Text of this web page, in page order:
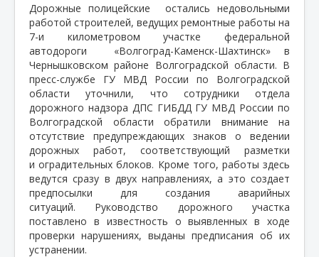
Дорожные полицейские
остались недовольными
работой строителей, ведущих ремонтные работы на
7-и километровом участке федеральной
автодороги
«Волгоград-Каменск-Шахтинск» в
Чернышковском районе Волгоградской области. В
пресс-службе ГУ МВД России по Волгоградской
области уточнили, что сотрудники отдела
дорожного надзора ДПС ГИБДД ГУ МВД России по
Волгоградской области обратили внимание на
отсутствие предупреждающих знаков о ведении
дорожных работ,
соответствующий разметки
и оградительных блоков. Кроме того, работы здесь
ведутся сразу в двух направлениях, а это создает
предпосылки для создания аварийных
ситуаций.
Руководство дорожного участка
поставлено в известность о выявленных в ходе
проверки нарушениях, выданы предписания об их
устранении.